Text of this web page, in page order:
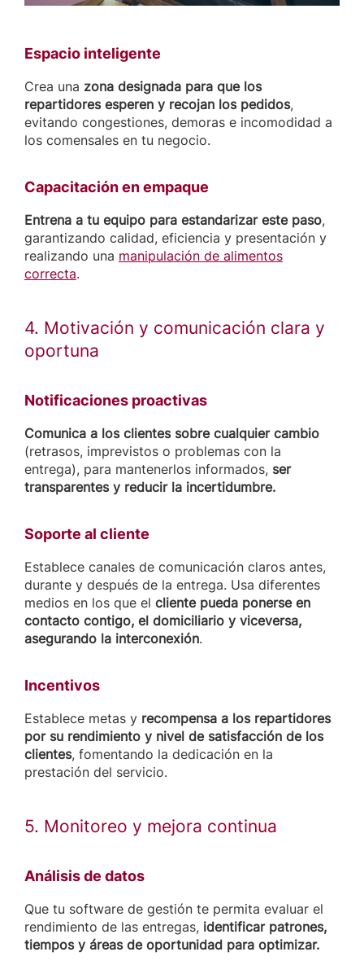
Espacio inteligente
Crea una zona designada para que los
repartidores esperen y recojan los pedidos,
evitando congestiones, demoras e incomodidad a
los comensales en tu negocio.
Capacitación en empaque
Entrena a tu equipo para estandarizar este paso,
garantizando calidad, eficiencia y presentación y
realizando una manipulación de alimentos
correcta.
4. Motivación y comunicación clara y
oportuna
Notificaciones proactivas
Comunica a los clientes sobre cualquier cambio
(retrasos, imprevistos o problemas con la
entrega), para mantenerlos informados, ser
transparentes y reducir la incertidumbre.
Soporte al cliente
Establece canales de comunicación claros antes,
durante y después de la entrega. Usa diferentes
medios en los que el cliente pueda ponerse en
contacto contigo, el domiciliario y viceversa,
asegurando la interconexión.
Incentivos
Establece metas y recompensa a los repartidores
por su rendimiento y nivel de satisfacción de los
clientes, fomentando la dedicación en la
prestación del servicio.
5. Monitoreo y mejora continua
Análisis de datos
Que tu software de gestión te permita evaluar el
rendimiento de las entregas, identificar patrones,
tiempos y áreas de oportunidad para optimizar.